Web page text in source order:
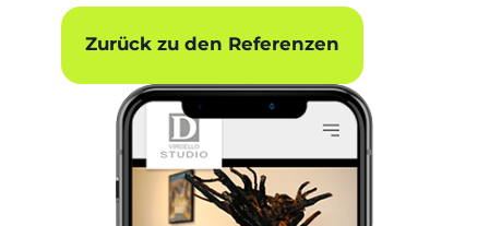
Zurück zu den Referenzen